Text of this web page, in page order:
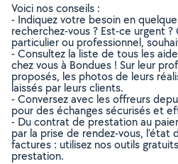
Voici nos conseils :
- Indiquez votre besoin en
recherchez-vous ? Est-ce urgent
particulier ou professionnel,
- Consultez la liste de tous les
chez vous à Bondues ! Sur leur
proposés, les photos de leurs
laissés par leurs clients.
- Conversez avec les offreurs
pour des échanges sécurisés et
- Du contrat de prestation au
par la prise de rendez-vous, l’état
factures : utilisez nos outils
prestation.